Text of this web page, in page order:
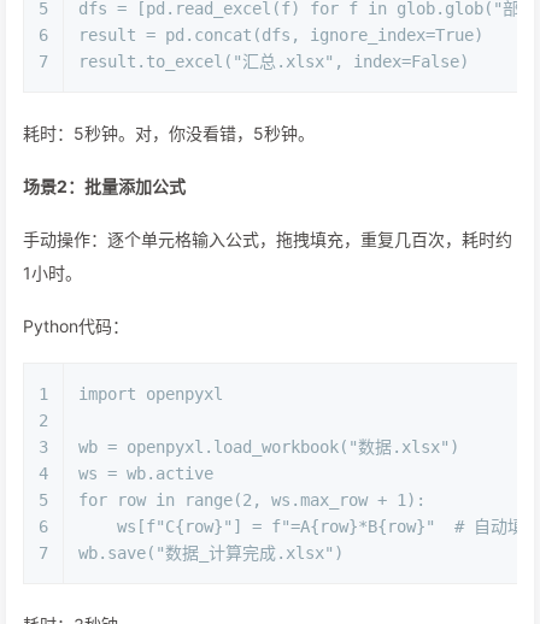
5
6
7
dfs = [pd.read_excel(f) for f in glob.glob( "部
result = pd.concat(dfs, ignore_index=True)
result.to_excel( "汇总.xlsx" , index=False)
耗时：5秒钟。对，你没看错，5秒钟。
场景2：批量添加公式
手动操作：逐个单元格输入公式，拖拽填充，重复几百次，耗时约
1小时。
Python代码：
1
2
3
4
5
6
7
import openpyxl
wb = openpyxl.load_workbook( "数据.xlsx" )
ws = wb.active
for row in range(2 , ws.max_row + 1 ):
    ws[
f"C{row}" ] = f"=A{row}*B{row}"
# 自动填
wb.save( "数据_计算完成.xlsx" )